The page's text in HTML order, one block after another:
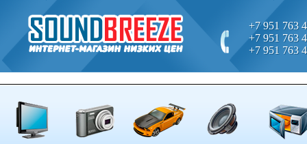
+7 951 763
+7 951 763
+7 951 763